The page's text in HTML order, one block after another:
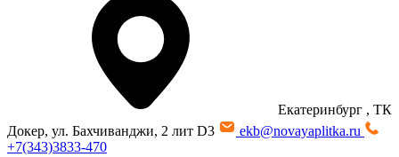
Екатеринбург , ТК
Докер, ул. Бахчиванджи, 2 лит D3
ekb@novayaplitka.ru
+7(343)3833-470